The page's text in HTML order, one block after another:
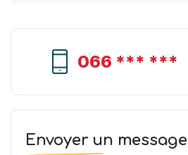
066 *** ***
Envoyer un message